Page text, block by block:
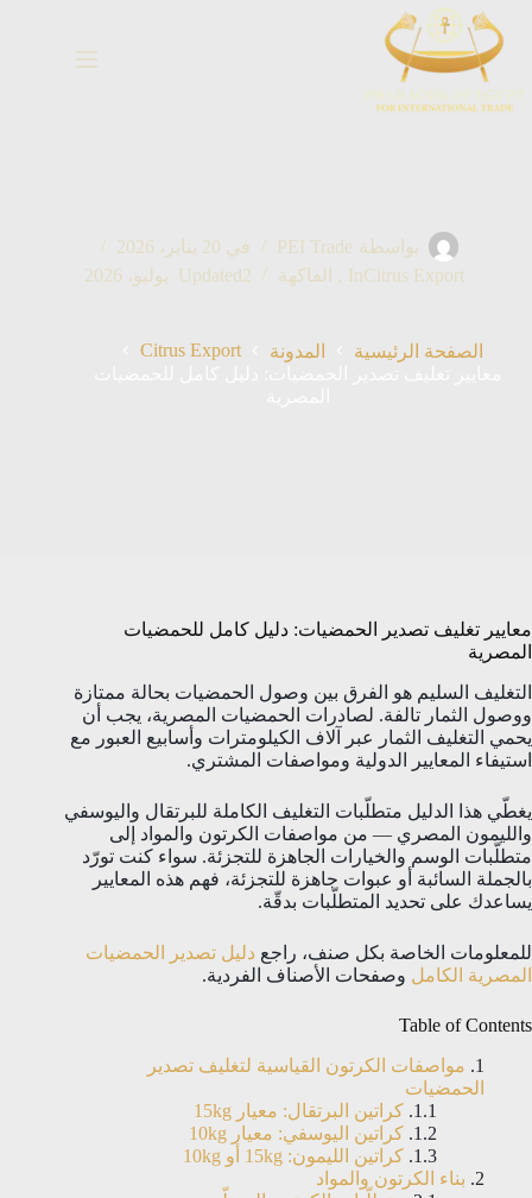
المحتوى
بواسطة PEI Trade في 20 يناير، 2026
InCitrus Export
, الفاكهة Updated2 يوليو، 2026
الصفحة الرئيسية المدونة
Citrus Export
معايير تغليف تصدير الحمضيات: دليل كامل للحمضيات
المصرية
التغليف السليم هو الفرق بين وصول الحمضيات بحالة ممتازة
ووصول الثمار تالفة. لصادرات الحمضيات المصرية، يجب أن
يحمي التغليف الثمار عبر آلاف الكيلومترات وأسابيع العبور مع
استيفاء المعايير الدولية ومواصفات المشتري.
يغطّي هذا الدليل متطلّبات التغليف الكاملة للبرتقال واليوسفي
والليمون المصري — من مواصفات الكرتون والمواد إلى
متطلّبات الوسم والخيارات الجاهزة للتجزئة. سواء كنت تورّد
بالجملة السائبة أو عبوات جاهزة للتجزئة، فهم هذه المعايير
يساعدك على تحديد المتطلّبات بدقّة.
للمعلومات الخاصة بكل صنف، راجع دليل تصدير الحمضيات
المصرية الكامل وصفحات الأصناف الفردية.
Table of Contents
مواصفات الكرتون القياسية لتغليف تصدير
الحمضيات
كراتين البرتقال: معيار 15kg
كراتين اليوسفي: معيار 10kg
كراتين الليمون: 15kg أو 10kg
بناء الكرتون والمواد